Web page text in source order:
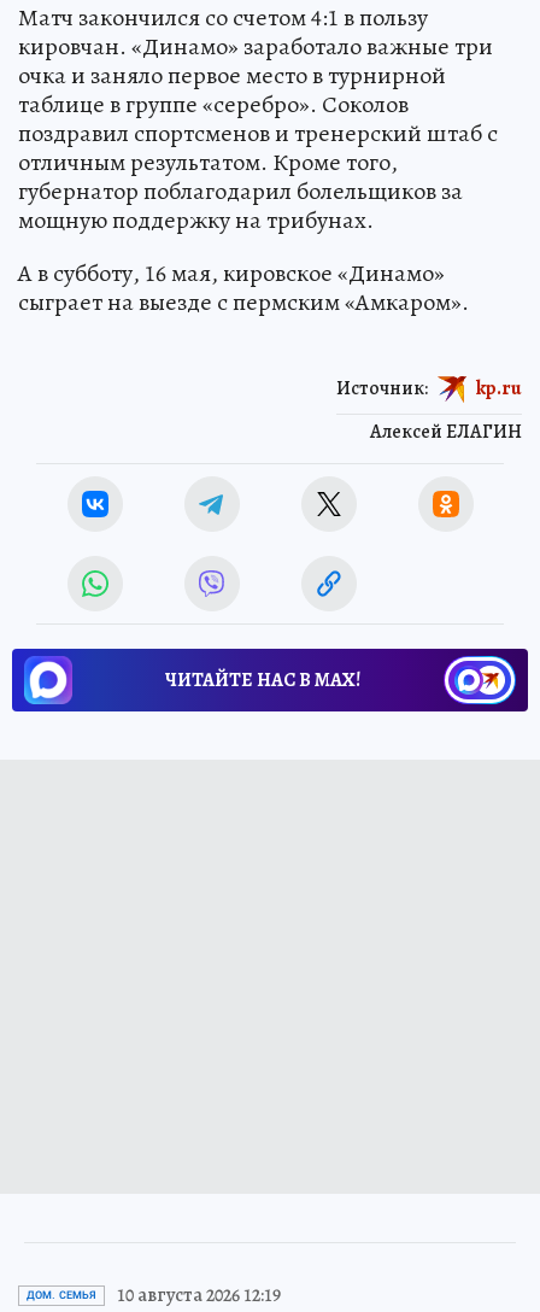
Матч закончился со счетом 4:1 в пользу
кировчан. «Динамо» заработало важные три
очка и заняло первое место в турнирной
таблице в группе «серебро». Соколов
поздравил спортсменов и тренерский штаб с
отличным результатом. Кроме того,
губернатор поблагодарил болельщиков за
мощную поддержку на трибунах.
А в субботу, 16 мая, кировское «Динамо»
сыграет на выезде с пермским «Амкаром».
Алексей ЕЛАГИН
Источник: kp.ru
ЧИТАЙТЕ НАС В МАХ!
ДОМ. СЕМЬЯ 10 августа 2026 12:19